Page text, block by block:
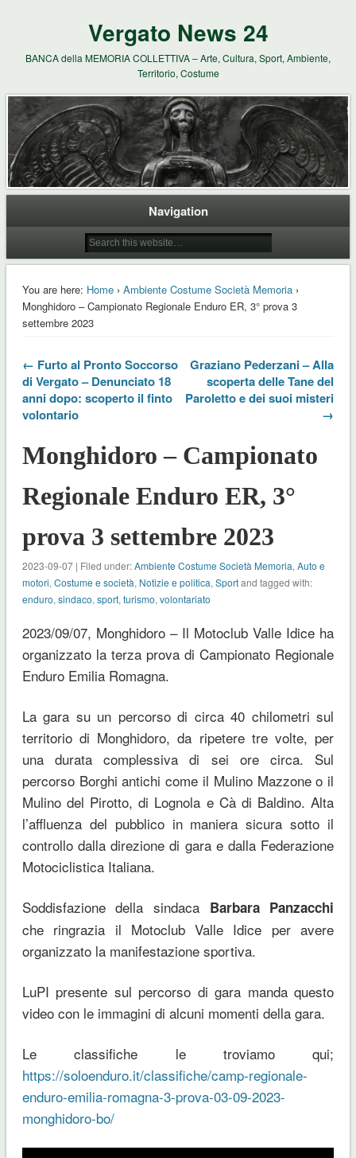
Vergato News 24
BANCA della MEMORIA COLLETTIVA – Arte, Cultura, Sport, Ambiente,
Territorio, Costume
Navigation
You are here: Home› Ambiente Costume Società Memoria›
Monghidoro – Campionato Regionale Enduro ER, 3° prova 3
settembre 2023
← Furto al Pronto Soccorso
di Vergato – Denunciato 18
anni dopo: scoperto il finto
volontario
Graziano Pederzani – Alla
scoperta delle Tane del
Paroletto e dei suoi misteri
→
Monghidoro – Campionato
Regionale Enduro ER, 3°
prova 3 settembre 2023
2023-09-07 | Filed under:Ambiente Costume Società Memoria, Auto e
motori, Costume e società, Notizie e politica, Sportand tagged with:
enduro, sindaco, sport, turismo, volontariato
2023/09/07, Monghidoro – Il Motoclub Valle Idice ha
organizzato la terza prova di Campionato Regionale
Enduro Emilia Romagna.
La gara su un percorso di circa 40 chilometri sul
territorio di Monghidoro, da ripetere tre volte, per
una durata complessiva di sei ore circa. Sul
percorso Borghi antichi come il Mulino Mazzone o il
Mulino del Pirotto, di Lognola e Cà di Baldino. Alta
l’affluenza del pubblico in maniera sicura sotto il
controllo dalla direzione di gara e dalla Federazione
Motociclistica Italiana.
Soddisfazione della sindaca Barbara Panzacchi
che ringrazia il Motoclub Valle Idice per avere
organizzato la manifestazione sportiva.
LuPI presente sul percorso di gara manda questo
video con le immagini di alcuni momenti della gara.
Le classifiche le troviamo qui;
https://soloenduro.it/classifiche/camp-regionale-
enduro-emilia-romagna-3-prova-03-09-2023-
monghidoro-bo/